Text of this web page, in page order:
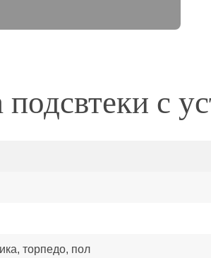
с
торпедо, пол